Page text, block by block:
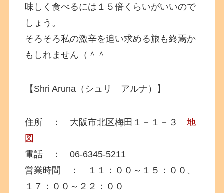
味しく食べるには１５倍くらいがいいので
しょう。
そろそろ私の激辛を追い求める旅も終焉か
もしれません（＾＾
【Shri Aruna（シュリ アルナ）】
住所 ： 大阪市北区梅田１－１－３地
図
電話 ： 06-6345-5211
営業時間 ： １１：００～１５：００、
１７：００～２２：００